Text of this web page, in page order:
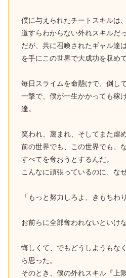
僕に与えられたチートスキル
道すらわからない外れスキルだっ
だが、共に召喚されたギャル達
を手にこの世界で大成功を収めて
毎日スライムを命懸けで、倒し
一撃で、僕が一生かかっても稼
達。
笑われ、蔑まれ、そしてまた虐
前の世界でも、この世界でも、
すべてを奪おうとするんだ。
こんなに頑張っているのに、なぜ
「もっと努力しろよ、きもちわ
お前らに全部奪われないといけ
悔しくて、でもどうしようも
ら思った。
そのとき、僕の外れスキル『上